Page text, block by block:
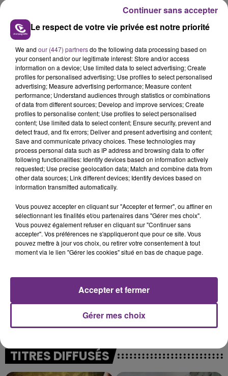
mairies d'arrondissement à Paris.
Une enquête a été ouverte du chef de vols en réunion.
FIL D'ACTUS
SI TOUT LE MONDE FAIT ÇA, MOI L'ANNÉE
PROCHAINE JE VENDANGE EN...
août dans la commune de Montgueux (Aube). Du
jamais vu !
L'INSPECTION DU TRAVAIL RAPPELLE À
L'ORDRE SUR LES CONDITIONS DE...
l'inspection du Travail en profite pour rappeler
les conditions de...
TITRES DIFFUSÉS
Le respect de votre vie privée est notre priorité
We and our (447) partnersdo the following data processing based on
your consent and/or our legitimate interest: Store and/or access
information on a device; Use limited data to select advertising; Create
profiles for personalised advertising; Use profiles to select personalised
advertising; Measure advertising performance; Measure content
performance; Understand audiences through statistics or combinations
of data from different sources; Develop and improve services; Create
profiles to personalise content; Use profiles to select personalised
content; Use limited data to select content; Ensure security, prevent and
detect fraud, and fix errors; Deliver and present advertising and content;
Save and communicate privacy choices. These technologies may
process personal data such as IP address and browsing data to offer
following functionalities: Identify devices based on information actively
requested; Use precise geolocation data; Match and combine data from
other data sources; Link different devices; Identify devices based on
information transmitted automatically.
Vous pouvez accepter en cliquant sur "Accepter et fermer", ou affiner en
sélectionnant les finalités et/ou partenaires dans "Gérer mes choix".
Vous pouvez également refuser en cliquant sur "Continuer sans
accepter". Vos préférences ne s'appliqueront que pour ce site. Vous
pouvez mettre à jour vos choix, ou retirer votre consentement à tout
moment via le lien "Gérer les cookies" situé en bas de chaque page.
Gérer mes choix
Accepter et fermer
Continuer sans accepter